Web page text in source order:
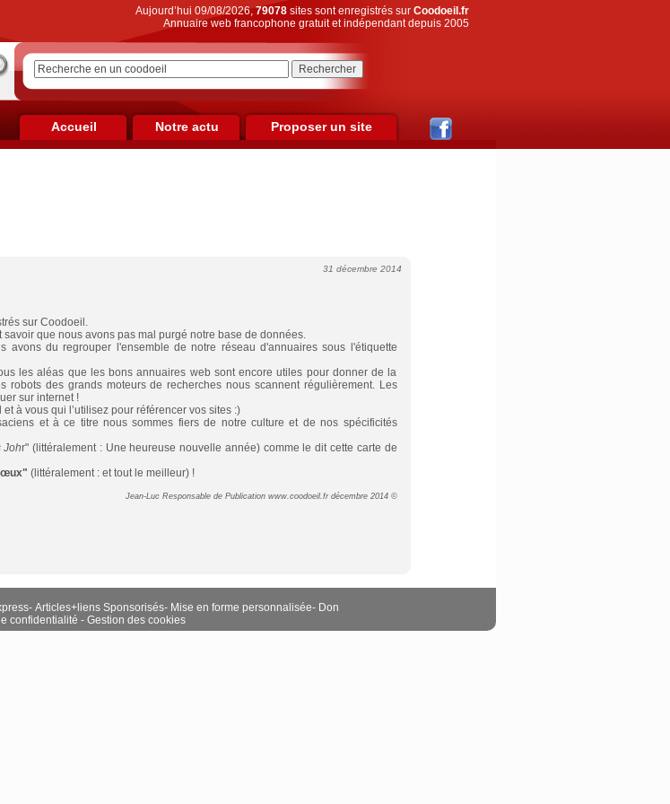
Aujourd’hui 09/08/2026,79078sites sont enregistrés sur Coodoeil.fr
Annuaire web francophone gratuit et indépendant depuis 2005
Accueil Notre actu Proposer un site
31 décembre 2014
sur Coodoeil.
que nous avons pas mal purgé notre base de données.
du regrouper l'ensemble de notre réseau d'annuaires sous l'étiquette
les aléas que les bons annuaires web sont encore utiles pour donner de la
robots des grands moteurs de recherches nous scannent régulièrement. Les
sur internet !
à vous qui l’utilisez pour référencer vos sites :)
et à ce titre nous sommes fiers de notre culture et de nos spécificités
Johr" (littéralement : Une heureuse nouvelle année) comme le dit cette carte de
(littéralement : et tout le meilleur) !
Jean-Luc Responsable de Publication www.coodoeil.fr décembre 2014 ©
- Articles+liens Sponsorisés- Mise en forme personnalisée- Don
confidentialité - Gestion des cookies